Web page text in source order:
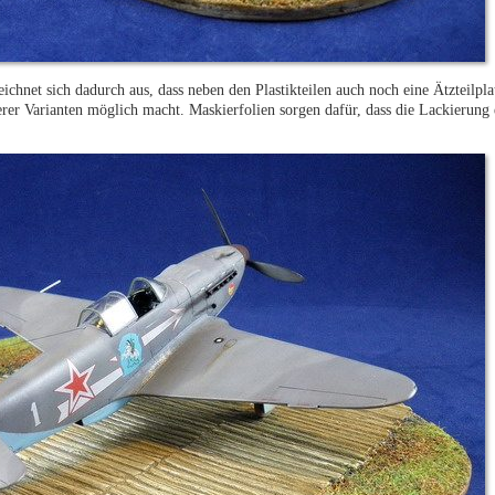
sich dadurch aus, dass neben den Plastikteilen auch noch eine
Varianten möglich macht. Maskierfolien sorgen dafür, dass die Lackierung